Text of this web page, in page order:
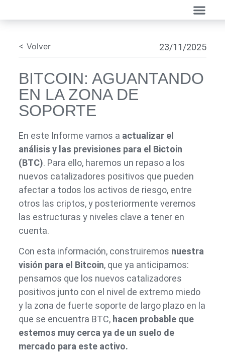
< Volver 23/11/2025
BITCOIN: AGUANTANDO
EN LA ZONA DE
SOPORTE
En este Informe vamos a actualizar el
análisis y las previsiones para el Bictoin
(BTC). Para ello, haremos un repaso a los
nuevos catalizadores positivos que pueden
afectar a todos los activos de riesgo, entre
otros las criptos, y posteriormente veremos
las estructuras y niveles clave a tener en
cuenta.
Con esta información, construiremos nuestra
visión para el Bitcoin, que ya anticipamos:
pensamos que los nuevos catalizadores
positivos junto con el nivel de extremo miedo
y la zona de fuerte soporte de largo plazo en la
que se encuentra BTC, hacen probable que
estemos muy cerca ya de un suelo de
mercado para este activo.